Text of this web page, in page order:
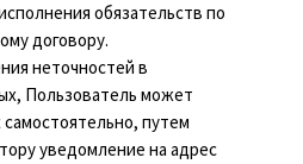
обязательств по
договору.
неточностей в
Пользователь может
самостоятельно, путем
уведомление на адрес